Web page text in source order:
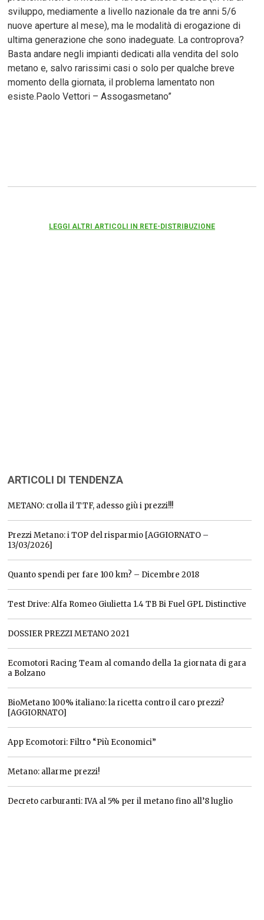
sviluppo, mediamente a livello nazionale da tre anni 5/6
nuove aperture al mese), ma le modalità di erogazione di
ultima generazione che sono inadeguate. La controprova?
Basta andare negli impianti dedicati alla vendita del solo
metano e, salvo rarissimi casi o solo per qualche breve
momento della giornata, il problema lamentato non
esiste.Paolo Vettori – Assogasmetano”
LEGGI ALTRI ARTICOLI IN RETE-DISTRIBUZIONE
ARTICOLI DI TENDENZA
METANO: crolla il TTF, adesso giù i prezzi!!!
Prezzi Metano: i TOP del risparmio [AGGIORNATO –
13/03/2026]
Quanto spendi per fare 100 km? – Dicembre 2018
Test Drive: Alfa Romeo Giulietta 1.4 TB Bi Fuel GPL Distinctive
DOSSIER PREZZI METANO 2021
Ecomotori Racing Team al comando della 1a giornata di gara
a Bolzano
BioMetano 100% italiano: la ricetta contro il caro prezzi?
[AGGIORNATO]
App Ecomotori: Filtro “Più Economici”
Metano: allarme prezzi!
Decreto carburanti: IVA al 5% per il metano fino all’8 luglio